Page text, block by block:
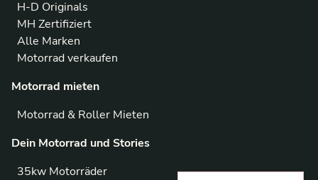
H-D Originals
MH Zertifiziert
Alle Marken
Motorrad verkaufen
Motorrad mieten
Motorrad & Roller Mieten
Dein Motorrad und Stories
35kw Motorräder